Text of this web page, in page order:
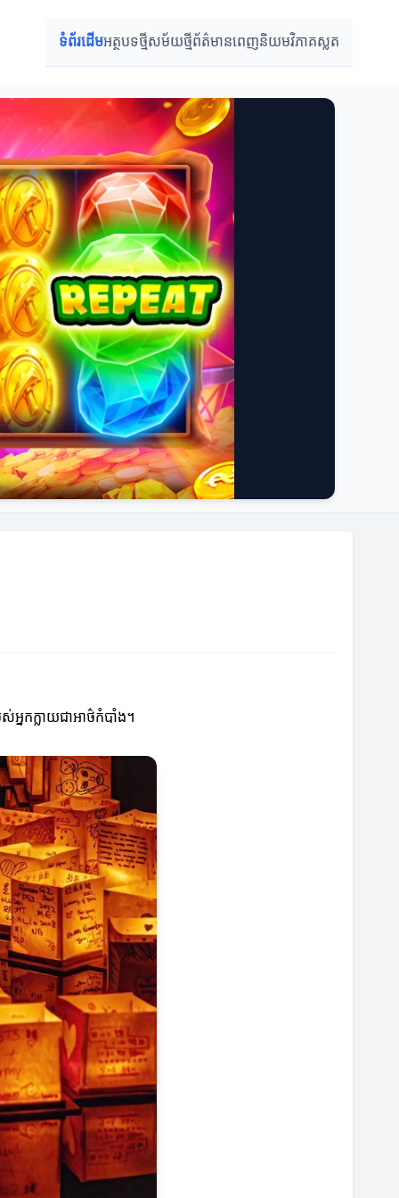
ទំព័រដើមអត្ថបទថ្មីសម័យថ្មីព័ត៌មានពេញនិយមវិភាគស្លត
ស់អ្នកក្លាយជាអាថ៌កំបាំង។